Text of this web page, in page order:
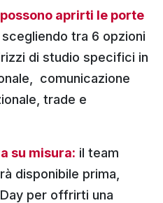
aprirti le porte
scegliendo tra 6 opzioni
di studio specifici in
comunicazione
trade e
su misura: il team
disponibile prima,
per offrirti una